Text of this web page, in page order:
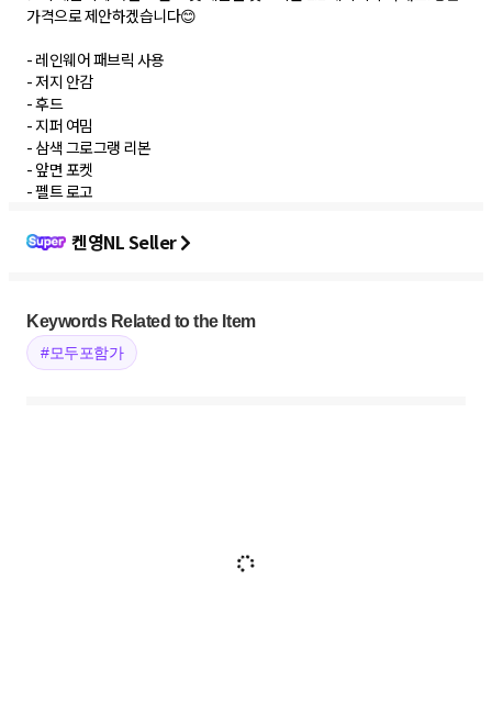
가격으로 제안하겠습니다😊
- 레인웨어 패브릭 사용
- 저지 안감
- 후드
- 지퍼 여밈
- 삼색 그로그랭 리본
- 앞면 포켓
- 펠트 로고
켄영NL Seller
Keywords Related to the Item
#모두포함가